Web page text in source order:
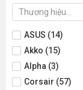
ASUS (14)
Akko (15)
Alpha (3)
Corsair (57)